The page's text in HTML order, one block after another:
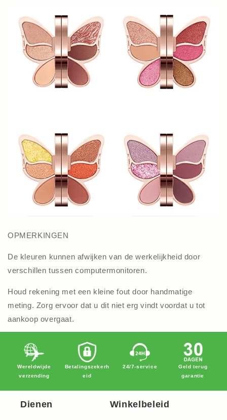
OPMERKINGEN
De kleuren kunnen afwijken van de werkelijkheid door
verschillen tussen computermonitoren.
Houd rekening met een kleine fout door handmatige
meting. Zorg ervoor dat u dit niet erg vindt voordat u tot
aankoop overgaat.
Wereldwijde
verzending
Betalingszekerh
eid
24/7-service
Geld terug
garantie
Dienen Winkelbeleid